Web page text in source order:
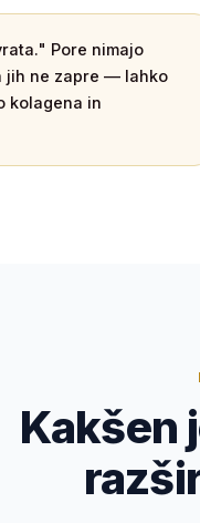
Pore nimajo
jih ne zapre — lahko
kolagena in
Kakšen